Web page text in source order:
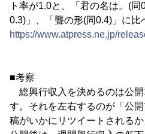
ト率が1.0と、「君の名は。(
0.3)」、「聾の形(同0.4)」に比
https://www.atpress.ne.jp/
■考察
総興行収入を決めるのは公
す。それを左右するのが「公
稿がいかにリツイートされる